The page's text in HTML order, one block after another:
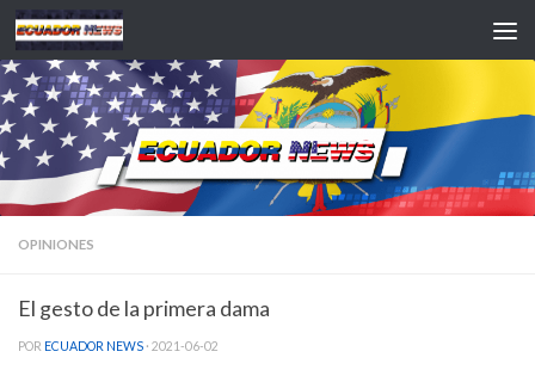
Saltar al contenido
OPINIONES
El gesto de la primera dama
POR ECUADOR NEWS · 2021-06-02